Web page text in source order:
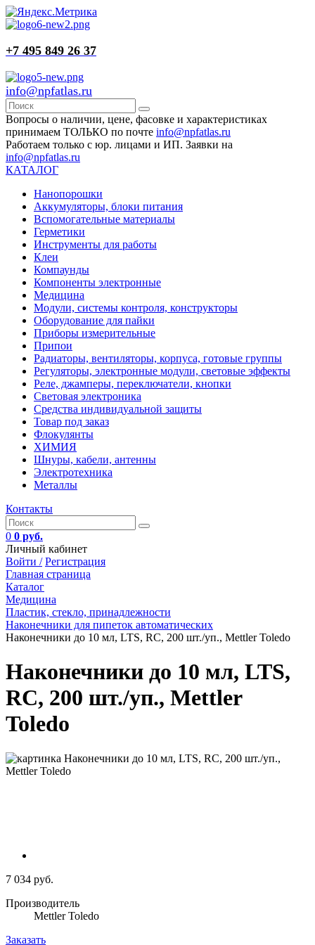
+7 495 849 26 37
info@npfatlas.ru
Вопросы о наличии, цене, фасовке и характеристиках
принимаем ТОЛЬКО по почте info@npfatlas.ru
Работаем только с юр. лицами и ИП. Заявки на
info@npfatlas.ru
КАТАЛОГ
Нанопорошки
Аккумуляторы, блоки питания
Вспомогательные материалы
Герметики
Инструменты для работы
Клеи
Компаунды
Компоненты электронные
Медицина
Модули, системы контроля, конструкторы
Оборудование для пайки
Приборы измерительные
Припои
Радиаторы, вентиляторы, корпуса, готовые группы
Регуляторы, электронные модули, световые эффекты
Реле, джамперы, переключатели, кнопки
Световая электроника
Средства индивидуальной защиты
Товар под заказ
Флокулянты
ХИМИЯ
Шнуры, кабели, антенны
Электротехника
Металлы
Контакты
0 0 руб.
Личный кабинет
Войти / Регистрация
Главная страница
Каталог
Медицина
Пластик, стекло, принадлежности
Наконечники для пипеток автоматических
Наконечники до 10 мл, LTS, RC, 200 шт./уп., Mettler Toledo
Наконечники до 10 мл, LTS,
RC, 200 шт./уп., Mettler
Toledo
7 034 руб.
Производитель
Mettler Toledo
Заказать